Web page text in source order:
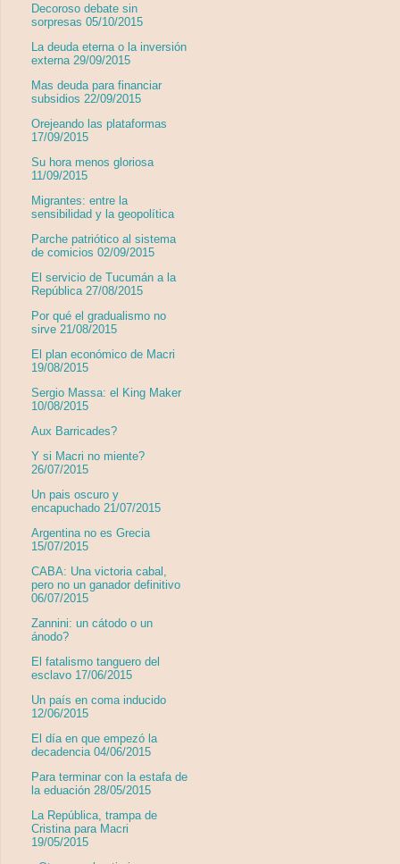
Decoroso debate sin
sorpresas 05/10/2015
La deuda eterna o la inversión
externa 29/09/2015
Mas deuda para financiar
subsidios 22/09/2015
Orejeando las plataformas
17/09/2015
Su hora menos gloriosa
11/09/2015
Migrantes: entre la
sensibilidad y la geopolítica
Parche patriótico al sistema
de comicios 02/09/2015
El servicio de Tucumán a la
República 27/08/2015
Por qué el gradualismo no
sirve 21/08/2015
El plan económico de Macri
19/08/2015
Sergio Massa: el King Maker
10/08/2015
Aux Barricades?
Y si Macri no miente?
26/07/2015
Un pais oscuro y
encapuchado 21/07/2015
Argentina no es Grecia
15/07/2015
CABA: Una victoria cabal,
pero no un ganador definitivo
06/07/2015
Zannini: un cátodo o un
ánodo?
El fatalismo tanguero del
esclavo 17/06/2015
Un país en coma inducido
12/06/2015
El día en que empezó la
decadencia 04/06/2015
Para terminar con la estafa de
la eduación 28/05/2015
La República, trampa de
Cristina para Macri
19/05/2015